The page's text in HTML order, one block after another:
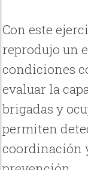
Con este
reprodujo un
condiciones
evaluar la
brigadas y
permiten
coordinación